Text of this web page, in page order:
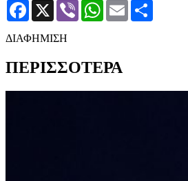
Facebook
X Viber WhatsApp
Email
ΔΙΑΦΗΜΙΣΗ
ΠΕΡΙΣΣΟΤΕΡΑ